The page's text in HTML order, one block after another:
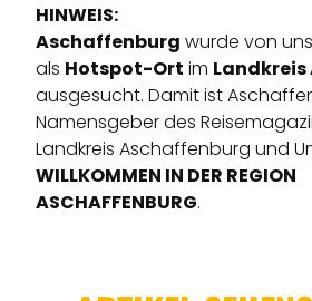
HINWEIS:
Aschaffenburg wurde von
als Hotspot-Ort im
ausgesucht. Damit ist
Namensgeber des
Landkreis Aschaffenburg und
WILLKOMMEN IN DER REGION
ASCHAFFENBURG.